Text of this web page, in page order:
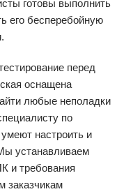
готовы выполнить
его бесперебойную
перед
оснащена
любые неполадки
по
настроить и
устанавливаем
и требования
заказчикам